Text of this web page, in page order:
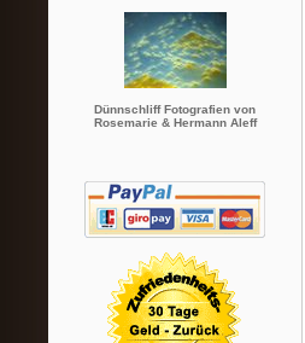
Dünnschliff Fotografien von
Rosemarie & Hermann Aleff